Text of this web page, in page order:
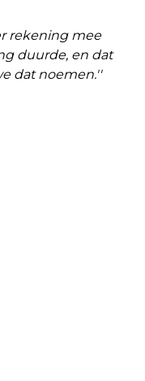
rekening mee
duurde, en dat
dat noemen.''